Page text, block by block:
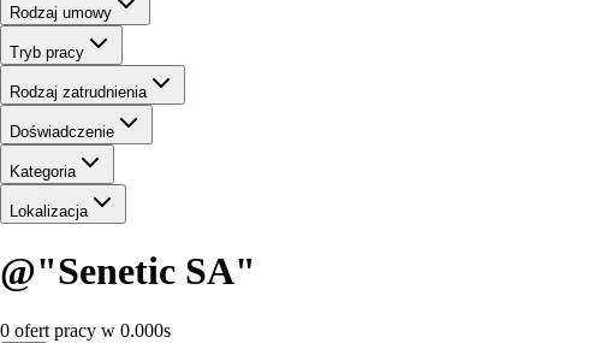
Rodzaj umowy
Tryb pracy
Rodzaj zatrudnienia
Doświadczenie
Kategoria
Lokalizacja
@"Senetic SA"
0 ofert pracy w 0.000s